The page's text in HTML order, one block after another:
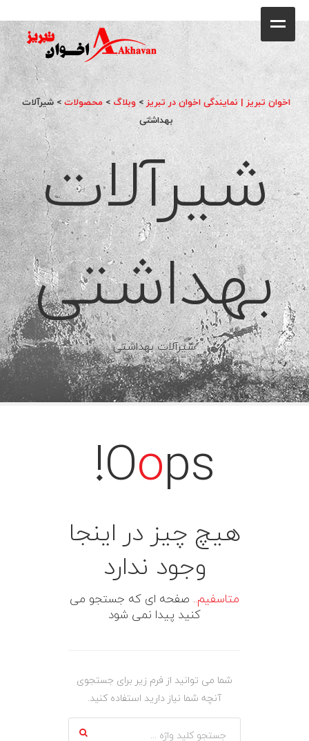
فروشگاه
محصولات
جشنواره فروش ویژه
کاتالوگ
گالری
وبلاگ
تماس با ما
اخوان تبریز | نمایندگی اخوان در تبریز>وبلاگ > محصولات>شیرآلات
بهداشتی
شیرآلات
بهداشتی
شیرآلات بهداشتی
Oops!
هیچ چیز در اینجا
وجود ندارد
متاسفیم.. صفحه ای که جستجو می
کنید پیدا نمی شود
شما می توانید از فرم زیر برای جستجوی
آنچه شما نیاز دارید استفاده کنید.